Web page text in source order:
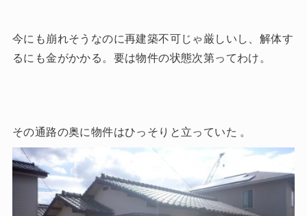
今にも崩れそうなのに再建築不可じゃ厳しいし、解体す
るにも金がかかる。要は物件の状態次第ってわけ。
その通路の奥に物件はひっそりと立っていた 。